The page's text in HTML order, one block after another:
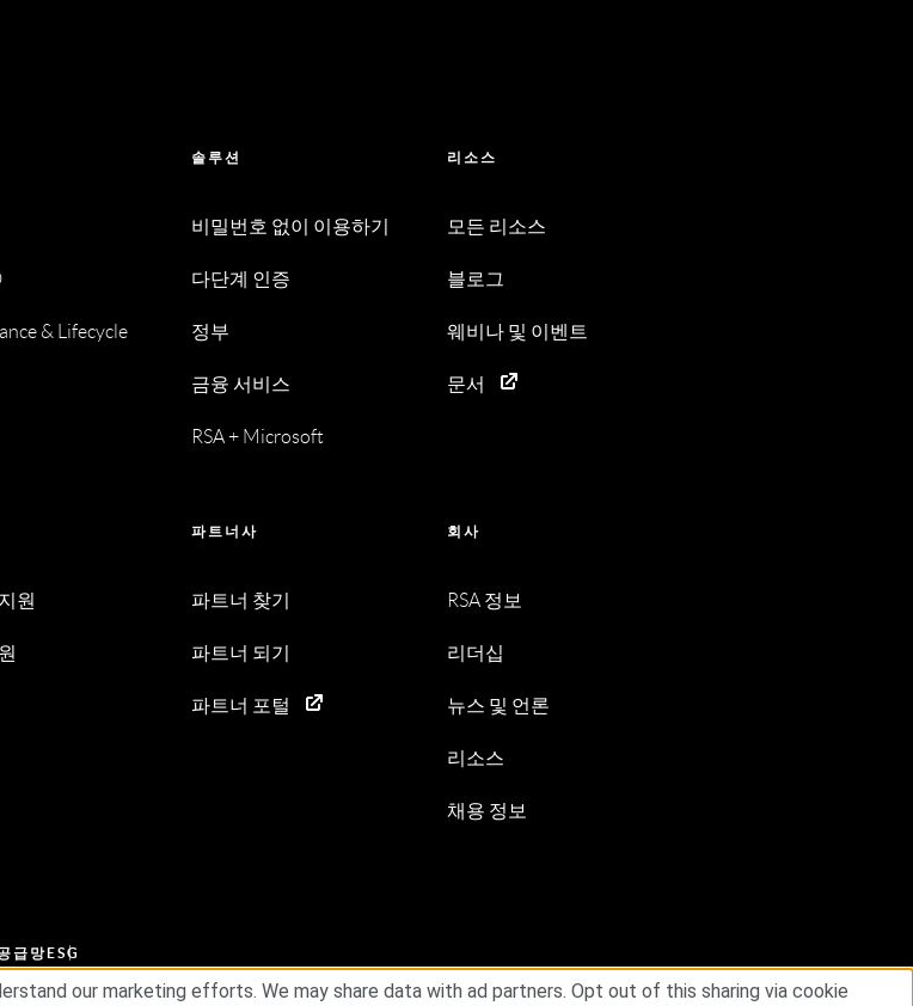
& Lifecycle
솔루션
비밀번호 없이 이용하기
다단계 인증
정부
금융 서비스
RSA + Microsoft
리소스
모든 리소스
블로그
웨비나 및 이벤트
문서
원
파트너사
파트너 찾기
파트너 되기
파트너 포털
회사
RSA 정보
리더십
뉴스 및 언론
리소스
채용 정보
급망 ESG
our marketing efforts. We may share data with ad partners. Opt out of this sharing via cookie